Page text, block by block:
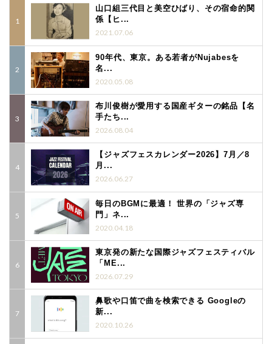
山口組三代目と美空ひばり、その宿命的関
係【ヒ...
2021.07.06
90年代、東京。ある若者がNujabesを
名...
2020.05.08
布川俊樹が愛用する国産ギターの銘品【名
手たち...
2026.08.04
【ジャズフェスカレンダー2026】7月／8
月...
2026.06.27
毎日のBGMに最適！ 世界の「ジャズ専
門」ネ...
2020.04.18
東京発の新たな国際ジャズフェスティバル
「ME...
2026.07.29
鼻歌や口笛で曲を検索できる Googleの
新...
2020.10.26